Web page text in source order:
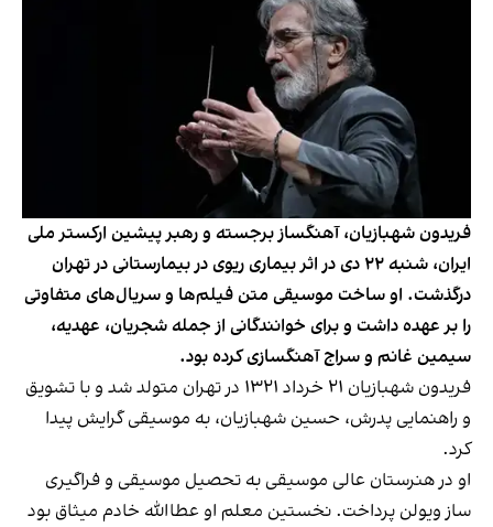
فریدون شهبازیان، آهنگساز برجسته و رهبر پیشین ارکستر ملی
ایران، شنبه ۲۲ دی‌ در اثر بیماری‌ ریوی در بیمارستانی در تهران
درگذشت. او ساخت موسیقی متن فیلم‌ها و سریال‌های متفاوتی
را بر عهده داشت و برای خوانندگانی از جمله شجریان، عهدیه،
سیمین غانم و سراج آهنگسازی کرده بود.
فریدون شهبازیان ۲۱ خرداد ۱۳۲۱ در تهران متولد شد و با تشویق
و راهنمایی پدرش، حسین شهبازیان، به موسیقی گرایش پیدا
کرد.
او در هنرستان عالی موسیقی به تحصیل موسیقی و فراگیری
ساز ویولن پرداخت. نخستین معلم او عطاالله خادم میثاق بود